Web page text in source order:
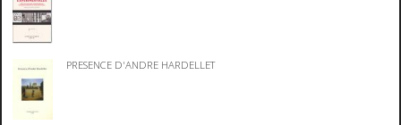
PRESENCE D'ANDRE HARDELLET